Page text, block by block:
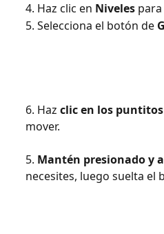
4. Haz clic en Niveles
5. Selecciona el botón de
6. Haz clic en los puntitos
mover.
5. Mantén presionado y
necesites, luego suelta el